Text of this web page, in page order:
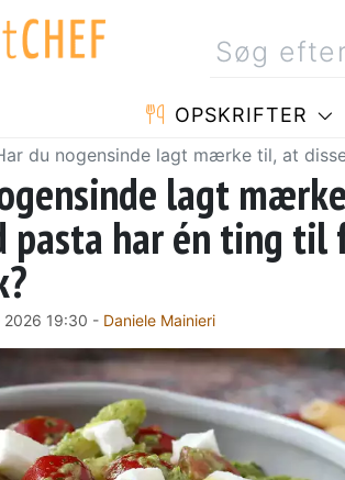
OPSKRIFTER
du nogensinde lagt mærke til, at
lagt
pasta har én ting
2026 19:30 - Daniele Mainieri